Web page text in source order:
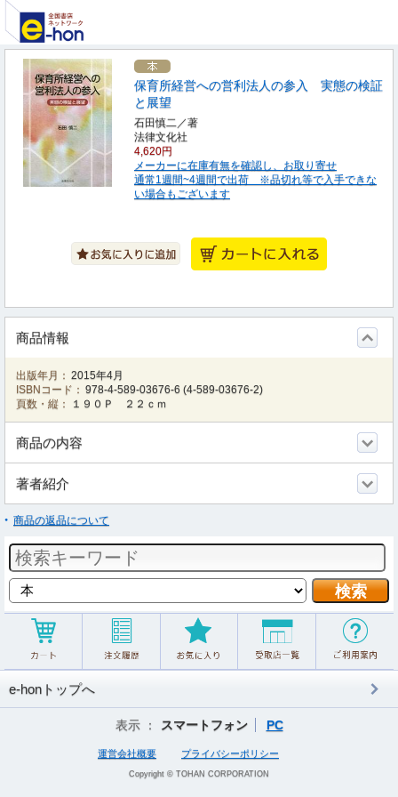
保育所経営への営利法人の参入 実態の検証
と展望
石田慎二／著
法律文化社
4,620円
メーカーに在庫有無を確認し、お取り寄せ
通常1週間~4週間で出荷 ※品切れ等で入手できな
い場合もございます
商品情報
出版年月： 2015年4月
ISBNコード： 978-4-589-03676-6 (4-589-03676-2)
頁数・縦：
１９０Ｐ ２２ｃｍ
商品の内容
著者紹介
商品の返品について
e-honトップへ
表示 ： スマートフォン PC
運営会社概要 プライバシーポリシー
Copyright © TOHAN CORPORATION